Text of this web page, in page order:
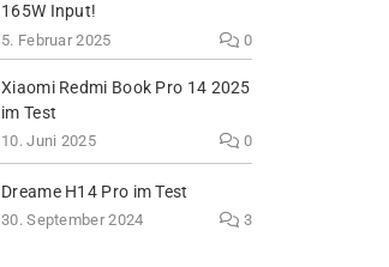
165W Input!
5. Februar 2025 0
Xiaomi Redmi Book Pro 14 2025
im Test
10. Juni 2025 0
Dreame H14 Pro im Test
30. September 2024 3